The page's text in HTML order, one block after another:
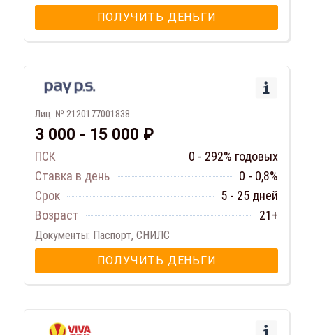
ПОЛУЧИТЬ ДЕНЬГИ
Лиц. № 2120177001838
3 000 - 15 000 ₽
ПСК
0 - 292% годовых
Ставка в день
0 - 0,8%
Срок
5 - 25 дней
Возраст
21+
Документы: Паспорт, СНИЛС
ПОЛУЧИТЬ ДЕНЬГИ